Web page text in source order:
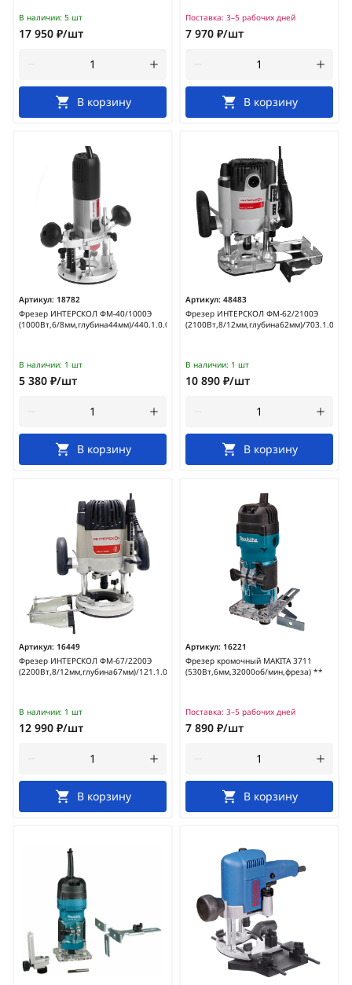
В наличии: 5 шт
17 950 ₽/шт
В корзину
Поставка: 3–5 рабочих дней
7 970 ₽/шт
В корзину
Артикул: 18782
Фрезер ИНТЕРСКОЛ ФМ-40/1000Э
(1000Вт,6/8мм,глубина44мм)/440.1.0.00
В наличии: 1 шт
5 380 ₽/шт
В корзину
Артикул: 48483
Фрезер ИНТЕРСКОЛ ФМ-62/2100Э
(2100Вт,8/12мм,глубина62мм)/703.1.0.00
В наличии: 1 шт
10 890 ₽/шт
В корзину
Артикул: 16449
Фрезер ИНТЕРСКОЛ ФМ-67/2200Э
(2200Вт,8/12мм,глубина67мм)/121.1.0.00
В наличии: 1 шт
12 990 ₽/шт
В корзину
Артикул: 16221
Фрезер кромочный MAKITA 3711
(530Вт,6мм,32000об/мин,фреза) **
Поставка: 3–5 рабочих дней
7 890 ₽/шт
В корзину